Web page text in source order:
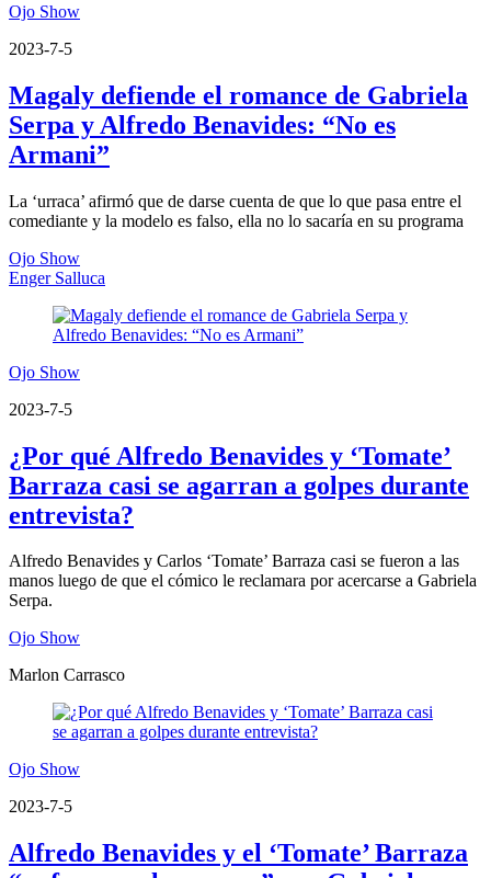
Ojo Show
2023-7-5
Magaly defiende el romance de Gabriela
Serpa y Alfredo Benavides: “No es
Armani”
La ‘urraca’ afirmó que de darse cuenta de que lo que pasa entre el
comediante y la modelo es falso, ella no lo sacaría en su programa
Ojo Show
Enger Salluca
Ojo Show
2023-7-5
¿Por qué Alfredo Benavides y ‘Tomate’
Barraza casi se agarran a golpes durante
entrevista?
Alfredo Benavides y Carlos ‘Tomate’ Barraza casi se fueron a las
manos luego de que el cómico le reclamara por acercarse a Gabriela
Serpa.
Ojo Show
Marlon Carrasco
Ojo Show
2023-7-5
Alfredo Benavides y el ‘Tomate’ Barraza